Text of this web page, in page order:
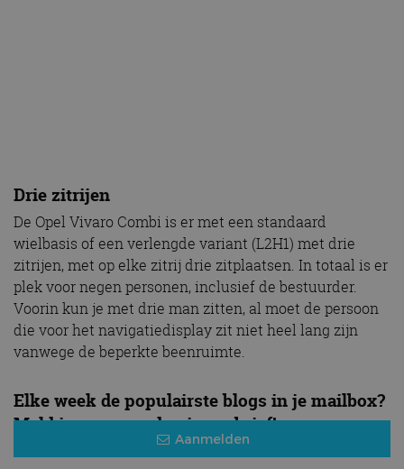
plek voor negen personen, inclusief de bestuurder.
Voorin kun je met drie man zitten, al moet de persoon
die voor het navigatiedisplay zit niet heel lang zijn
vanwege de beperkte beenruimte.
Elke week de populairste blogs in je mailbox?
Meld je aan voor de nieuwsbrief!
Aanmelden
“Met de Vivaro kun je heel goed zuinig
rijden. Zo verbruikt de motor met een
snelheid van 106 km/u ongeveer 4,0 l/100